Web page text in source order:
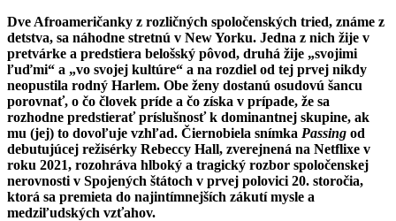
Dve Afroameričanky z rozličných spoločenských tried, známe z
detstva, sa náhodne stretnú v New Yorku. Jedna z nich žije v
pretvárke a predstiera belošský pôvod, druhá žije „svojimi
ľuďmi“ a „vo svojej kultúre“ a na rozdiel od tej prvej nikdy
neopustila rodný Harlem. Obe ženy dostanú osudovú šancu
porovnať, o čo človek príde a čo získa v prípade, že sa
rozhodne predstierať príslušnosť k dominantnej skupine, ak
mu (jej) to dovoľuje vzhľad. Čiernobiela snímka Passing od
debutujúcej režisérky Rebeccy Hall, zverejnená na Netflixe v
roku 2021, rozohráva hlboký a tragický rozbor spoločenskej
nerovnosti v Spojených štátoch v prvej polovici 20. storočia,
ktorá sa premieta do najintímnejších zákutí mysle a
medziľudských vzťahov.